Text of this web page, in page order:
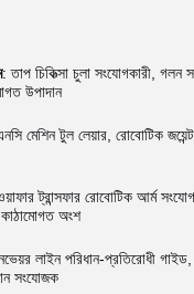
: তাপ চিকিত্সা চুলা সংযোগকারী, গলন
উপাদান
মেশিন টুল লেয়ার, রোবোটিক
ট্রান্সফার রোবোটিক আর্ম
কাঠামোগত অংশ
লাইন পরিধান-প্রতিরোধী গাইড,
সংযোজক